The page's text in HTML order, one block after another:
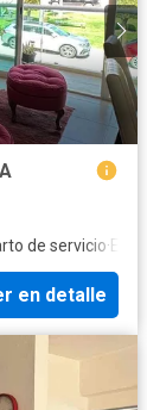
de servicio·
en detalle